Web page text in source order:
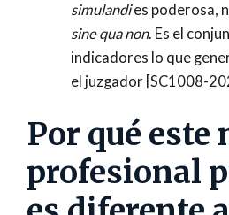
simulandies poderosa,
sine qua non. Es el
indicadores lo que
el juzgador [SC1008-
Por qué este
profesional